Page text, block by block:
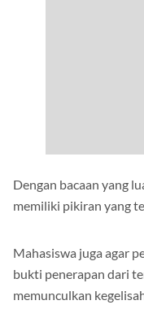
Dengan bacaan yang
memiliki pikiran yang
Mahasiswa juga agar
bukti penerapan dari
memunculkan